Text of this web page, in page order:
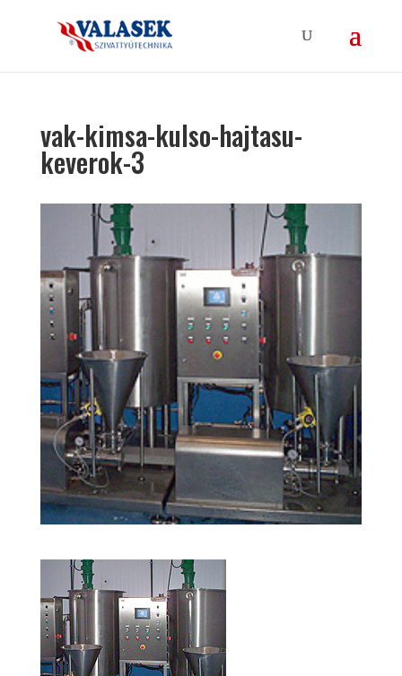
vak-kimsa-kulso-hajtasu-
keverok-3